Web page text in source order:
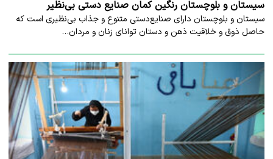
سیستان و بلوچستان رنگین کمان صنایع دستی بی‌نظیر
سیستان و بلوچستان دارای صنایع‌دستی متنوع و جذاب بی‌نظیری است که
حاصل ذوق و خلاقیت ذهن و دستان توانای زنان و مردان…